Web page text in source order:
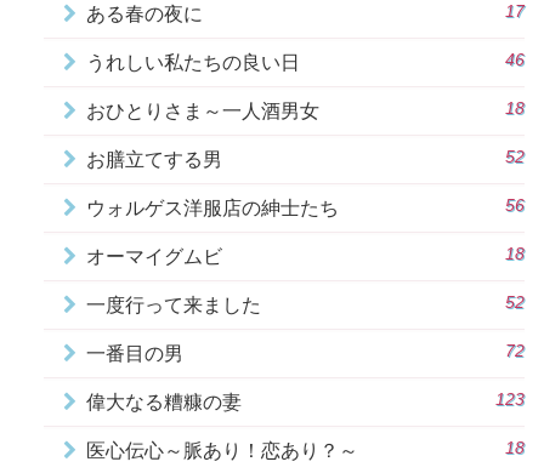
ある春の夜に 17
うれしい私たちの良い日 46
おひとりさま～一人酒男女 18
お膳立てする男 52
ウォルゲス洋服店の紳士たち 56
オーマイグムビ 18
一度行って来ました 52
一番目の男 72
偉大なる糟糠の妻 123
医心伝心～脈あり！恋あり？～ 18